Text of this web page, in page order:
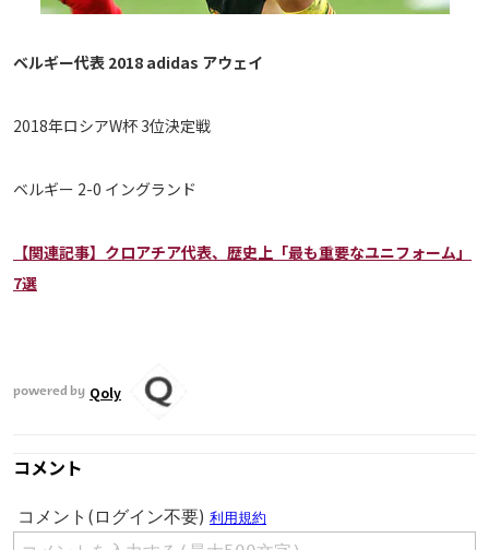
ベルギー代表 2018 adidas アウェイ
2018年ロシアW杯 3位決定戦
ベルギー 2-0 イングランド
【関連記事】クロアチア代表、歴史上「最も重要なユニフォーム」
7選
powered by Qoly
コメント